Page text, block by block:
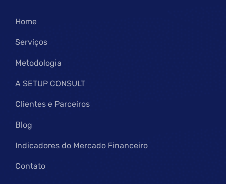
Home
Serviços
Metodologia
A SETUP CONSULT
Clientes e Parceiros
Blog
Indicadores do Mercado Financeiro
Contato